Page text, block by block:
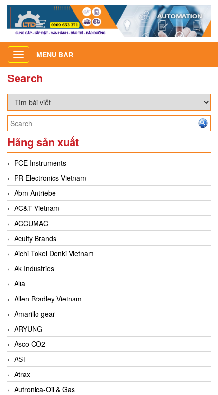
Toggle
navigation
MENU BAR
Search
Hãng sản xuất
PCE Instruments
PR Electronics Vietnam
Abm Antriebe
AC&T Vietnam
ACCUMAC
Acuity Brands
Aichi Tokei Denki Vietnam
Ak Industries
Alia
Allen Bradley Vietnam
Amarillo gear
ARYUNG
Asco CO2
AST
Atrax
Autronica-Oil & Gas